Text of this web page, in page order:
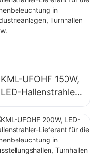
KML-UFOHF 150W,
LED-Hallenstrahler-
Lieferant für die
Innenbeleuchtung
in Industrieanlagen,
Turnhallen usw.